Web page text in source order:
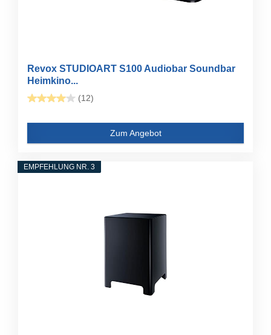
Revox STUDIOART S100 Audiobar Soundbar
Heimkino...
(12)
Zum Angebot
EMPFEHLUNG NR. 3